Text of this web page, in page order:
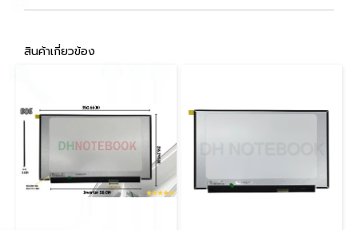
สินค้าเกี่ยวข้อง